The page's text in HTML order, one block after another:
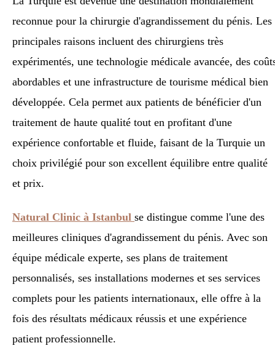
reconnue pour la chirurgie d'agrandissement du pénis. Les
principales raisons incluent des chirurgiens très
expérimentés, une technologie médicale avancée, des
abordables et une infrastructure de tourisme médical bien
développée. Cela permet aux patients de bénéficier d'un
traitement de haute qualité tout en profitant d'une
expérience confortable et fluide, faisant de la Turquie un
choix privilégié pour son excellent équilibre entre qualité
et prix.
Natural Clinic à Istanbul se distingue comme l'une des
meilleures cliniques d'agrandissement du pénis. Avec son
équipe médicale experte, ses plans de traitement
personnalisés, ses installations modernes et ses services
complets pour les patients internationaux, elle offre à la
fois des résultats médicaux réussis et une expérience
patient professionnelle.